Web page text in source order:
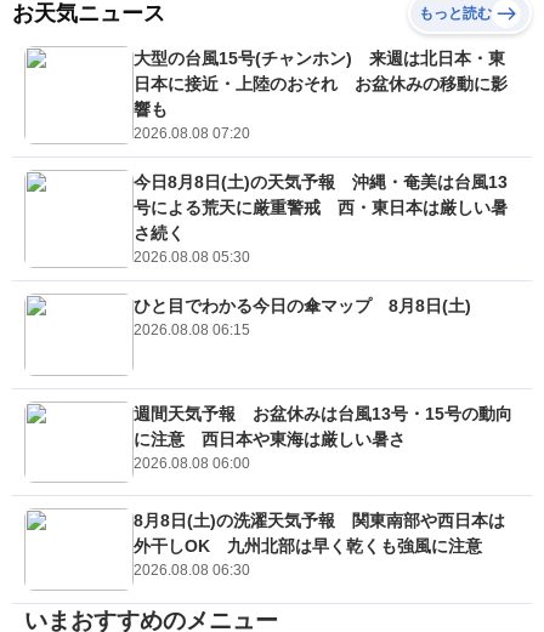
お天気ニュース もっと読む
大型の台風15号(チャンホン) 来週は北日本・東
日本に接近・上陸のおそれ お盆休みの移動に影
響も
2026.08.08 07:20
今日8月8日(土)の天気予報 沖縄・奄美は台風13
号による荒天に厳重警戒 西・東日本は厳しい暑
さ続く
2026.08.08 05:30
ひと目でわかる今日の傘マップ 8月8日(土)
2026.08.08 06:15
週間天気予報 お盆休みは台風13号・15号の動向
に注意 西日本や東海は厳しい暑さ
2026.08.08 06:00
8月8日(土)の洗濯天気予報 関東南部や西日本は
外干しOK 九州北部は早く乾くも強風に注意
2026.08.08 06:30
いまおすすめのメニュー